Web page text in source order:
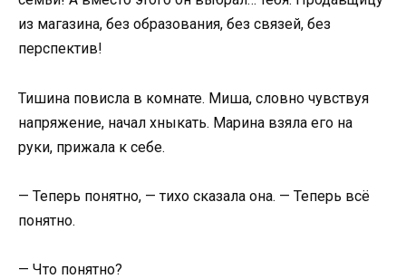
из магазина, без образования, без связей, без
перспектив!
Тишина повисла в комнате. Миша, словно чувствуя
напряжение, начал хныкать. Марина взяла его на
руки, прижала к себе.
— Теперь понятно, — тихо сказала она. — Теперь всё
понятно.
— Что понятно?